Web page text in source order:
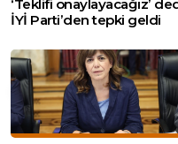
‘Teklifi onaylayacağız’
İYİ Parti’den tepki geldi